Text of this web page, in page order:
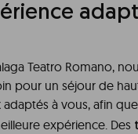
Teatro Romano,
pour un séjour de
adaptés à vous, afin
expérience. Des